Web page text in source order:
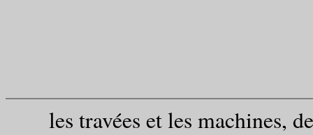
les travées et les machines,